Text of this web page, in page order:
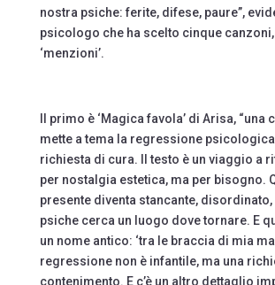
nostra psiche: ferite, difese, paure”,
psicologo che ha scelto cinque
‘menzioni’.
Il primo è ‘Magica favola’ di Arisa, “una
mette a tema la regressione
richiesta di cura. Il testo è un viaggio a
per nostalgia estetica, ma per bisogno.
presente diventa stancante,
psiche cerca un luogo dove tornare. E
un nome antico: ‘tra le braccia di mia
regressione non è infantile, ma una
contenimento. E c’è un altro dettaglio